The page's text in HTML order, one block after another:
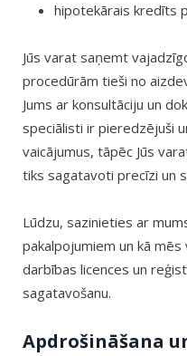
hipotekārais kredīts
Jūs varat saņemt
procedūrām tieši no
Jums ar konsultāciju un
speciālisti ir pieredzējuši
vaicājumus, tāpēc Jūs
tiks sagatavoti precīzi un
Lūdzu, sazinieties ar
pakalpojumiem un kā
darbības licences un
sagatavošanu.
Apdrošināšana